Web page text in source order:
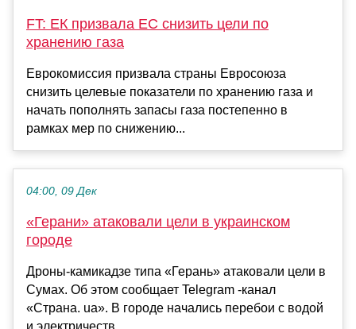
FT: ЕК призвала ЕС снизить цели по
хранению газа
Еврокомиссия призвала страны Евросоюза
снизить целевые показатели по хранению газа и
начать пополнять запасы газа постепенно в
рамках мер по снижению...
04:00, 09 Дек
«Герани» атаковали цели в украинском
городе
Дроны-камикадзе типа «Герань» атаковали цели в
Сумах. Об этом сообщает Telegram -канал
«Страна. ua». В городе начались перебои с водой
и электричеств...